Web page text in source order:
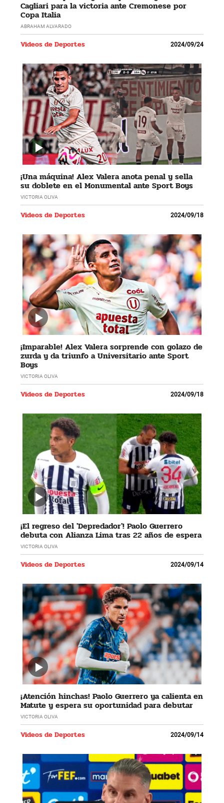
Cagliari para la victoria ante Cremonese por
Copa Italia
ABRAHAM ALVARADO
Videos de Deportes 2024/09/24
¡Una máquina! Alex Valera anota penal y sella
su doblete en el Monumental ante Sport Boys
VICTORIA OLIVA
Videos de Deportes 2024/09/18
¡Imparable! Alex Valera sorprende con golazo de
zurda y da triunfo a Universitario ante Sport
Boys
VICTORIA OLIVA
Videos de Deportes 2024/09/18
¡El regreso del 'Depredador'! Paolo Guerrero
debuta con Alianza Lima tras 22 años de espera
VICTORIA OLIVA
Videos de Deportes 2024/09/14
¡Atención hinchas! Paolo Guerrero ya calienta en
Matute y espera su oportunidad para debutar
VICTORIA OLIVA
Videos de Deportes 2024/09/14